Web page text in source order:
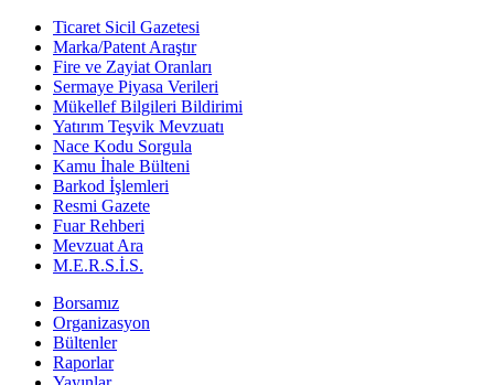
Ticaret Sicil Gazetesi
Marka/Patent Araştır
Fire ve Zayiat Oranları
Sermaye Piyasa Verileri
Mükellef Bilgileri Bildirimi
Yatırım Teşvik Mevzuatı
Nace Kodu Sorgula
Kamu İhale Bülteni
Barkod İşlemleri
Resmi Gazete
Fuar Rehberi
Mevzuat Ara
M.E.R.S.İ.S.
Borsamız
Organizasyon
Bültenler
Raporlar